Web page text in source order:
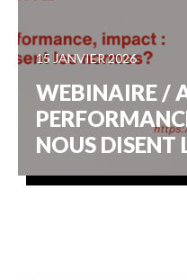
15 JANVIER 2026
WEBINAIRE /
NOUS DISENT